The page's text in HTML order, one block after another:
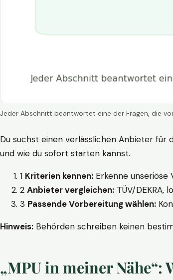
Jeder Abschnitt beantwortet eine der Fragen, die
Du suchst einen verlässlichen Anbieter
und wie du sofort starten kannst.
1 Kriterien kennen: Erkenne unseriöse
2 Anbieter vergleichen: TÜV/DEKRA,
3 Passende Vorbereitung wählen:
Hinweis: Behörden schreiben keinen
„MPU in meiner Nähe“: